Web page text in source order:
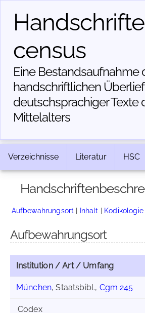
census
Eine Bestandsaufnahme
handschriftlichen
deutschsprachiger Texte
Mittelalters
Verzeichnisse Literatur HSC
Aufbewahrungsort | Inhalt | Kodikologie
Aufbewahrungsort
Institution / Art / Umfang
München, Staatsbibl., Cgm 245
Codex